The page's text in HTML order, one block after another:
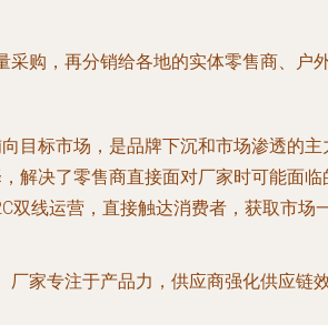
购，再分销给各地的实体零售商、户
目标市场，是品牌下沉和市场渗透的主
解决了零售商直接面对厂家时可能面临
线运营，直接触达消费者，获取市场
家专注于产品力，供应商强化供应链